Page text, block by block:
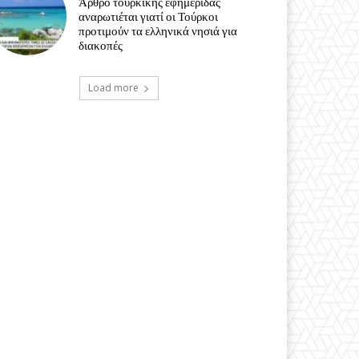
αναρωτιέται γιατί οι Τούρκοι
προτιμούν τα ελληνικά νησιά για
διακοπές
Load more